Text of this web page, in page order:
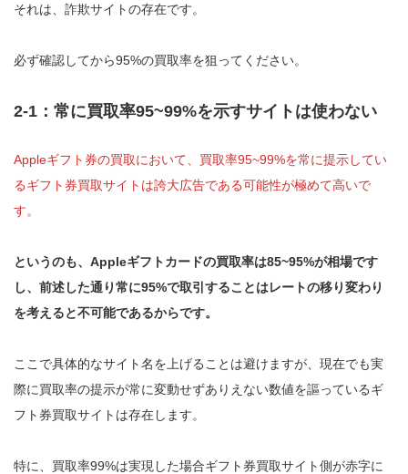
それは、詐欺サイトの存在です。
必ず確認してから95%の買取率を狙ってください。
2-1：常に買取率95~99%を示すサイトは使わない
Appleギフト券の買取において、買取率95~99%を常に提示してい
るギフト券買取サイトは誇大広告である可能性が極めて高いで
す。
というのも、Appleギフトカードの買取率は85~95%が相場です
し、前述した通り常に95%で取引することはレートの移り変わり
を考えると不可能であるからです。
ここで具体的なサイト名を上げることは避けますが、現在でも実
際に買取率の提示が常に変動せずありえない数値を謳っているギ
フト券買取サイトは存在します。
特に、買取率99%は実現した場合ギフト券買取サイト側が赤字に